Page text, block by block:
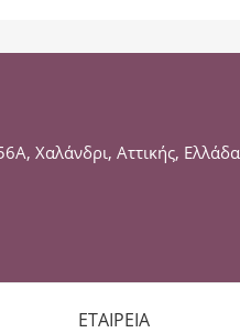
Χαλάνδρι, Αττικής, Ελλάδα
ΕΤΑΙΡΕΊΑ